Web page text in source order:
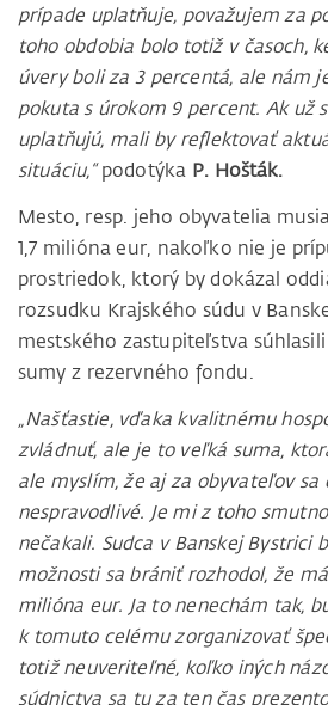
prípade uplatňuje, považujem za
toho obdobia bolo totiž v časoch,
úvery boli za 3 percentá, ale nám
pokuta s úrokom 9 percent. Ak už
uplatňujú, mali by reflektovať
situáciu,“podotýka P. Hošták.
Mesto, resp. jeho obyvatelia
1,7 milióna eur, nakoľko nie je
prostriedok, ktorý by dokázal
rozsudku Krajského súdu v
mestského zastupiteľstva
sumy z rezervného fondu.
„Našťastie, vďaka kvalitnému
zvládnuť, ale je to veľká suma,
ale myslím, že aj za obyvateľov
nespravodlivé. Je mi z toho
nečakali. Sudca v Banskej Bystrici
možnosti sa brániť rozhodol, že
milióna eur. Ja to nenechám tak,
k tomuto celému zorganizovať
totiž neuveriteľné, koľko iných
súdnictva sa tu za ten čas